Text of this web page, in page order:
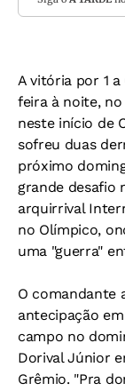
A vitória por 1
feira à noite,
neste início de
sofreu duas
próximo
grande desafio
arquirrival
no Olímpico,
uma "guerra"
O comandante
antecipação
campo no
Dorival Júnior
Grêmio. "Pra